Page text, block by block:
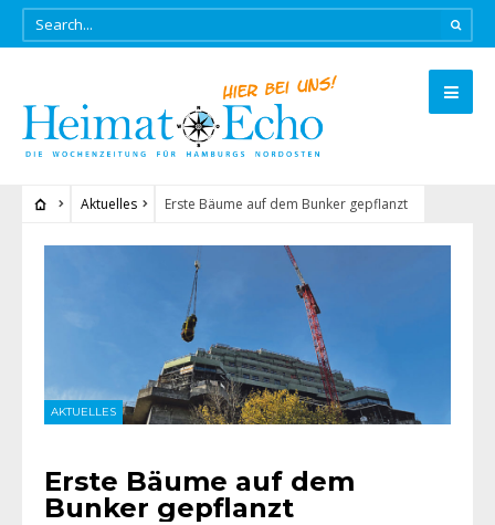
Aktuelles Erste Bäume auf dem Bunker gepflanzt
AKTUELLES
Erste Bäume auf dem
Bunker gepflanzt